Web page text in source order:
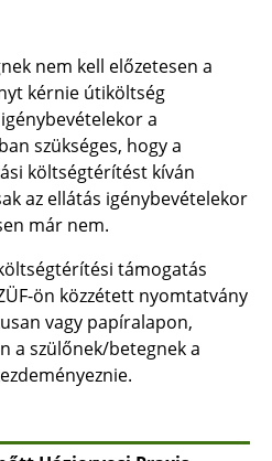
nem kell előzetesen a
kérnie útiköltség
a
szükséges, hogy a
költségtérítést kíván
az ellátás igénybevételekor
már nem.
támogatás
ön közzétett nyomtatvány
vagy papíralapon,
a szülőnek/betegnek a